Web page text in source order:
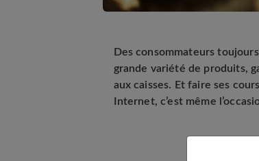
Des consommateurs
grande variété de produits,
aux caisses. Et faire ses
Internet, c’est même